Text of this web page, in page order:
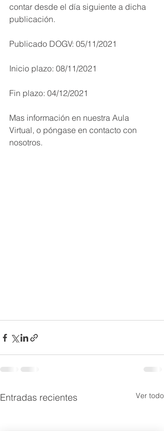
contar desde el día siguiente a dicha
publicación.
Publicado DOGV: 05/11/2021
Inicio plazo: 08/11/2021
Fin plazo: 04/12/2021
Mas información en nuestra Aula
Virtual, o póngase en contacto con
nosotros.
Entradas recientes Ver todo